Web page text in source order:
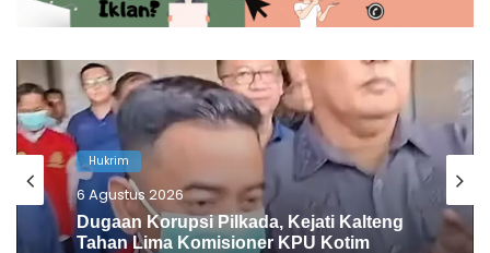
Hukrim
4 Agustus 2026
Simpan Sabu 10,11 Gram, Pengedar
Narkoba di Barito Utara Ditangkap